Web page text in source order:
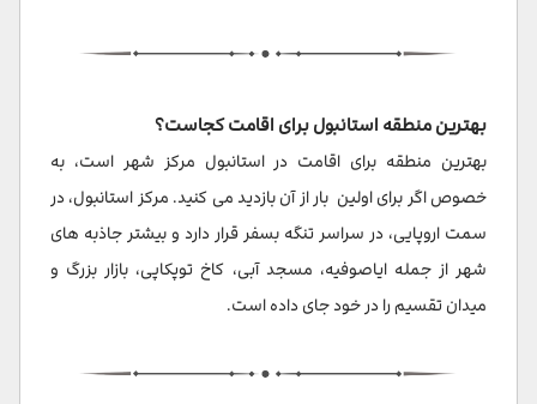
بهترین منطقه استانبول برای اقامت کجاست؟
بهترین منطقه برای اقامت در استانبول مرکز شهر است، به
خصوص اگر برای اولین بار از آن بازدید می کنید. مرکز استانبول، در
سمت اروپایی، در سراسر تنگه بسفر قرار دارد و بیشتر جاذبه های
شهر از جمله ایاصوفیه، مسجد آبی، کاخ توپکاپی، بازار بزرگ و
میدان تقسیم را در خود جای داده است.